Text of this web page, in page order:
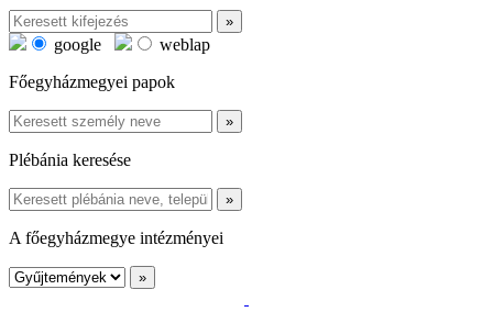
google
weblap
Főegyházmegyei papok
Plébánia keresése
A főegyházmegye intézményei